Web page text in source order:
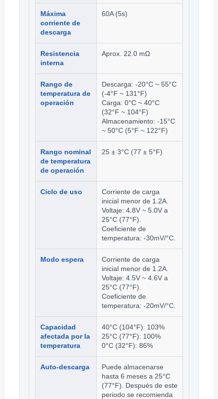
Máxima
corriente de
descarga
60A (5s)
Resistencia
interna
Aprox. 22.0 mΩ
Rango de
temperatura de
operación
Descarga: -20°C ~ 55°C
(-4°F ~ 131°F)
Carga: 0°C ~ 40°C
(32°F ~ 104°F)
Almacenamiento: -15°C
~ 50°C (5°F ~ 122°F)
Rango nominal
de temperatura
de operación
25 ± 3°C (77 ± 5°F)
Ciclo de uso
Corriente de carga
inicial menor de 1.2A.
Voltaje: 4.8V ~ 5.0V a
25°C (77°F).
Coeficiente de
temperatura: -30mV/°C.
Modo espera
Corriente de carga
inicial menor de 1.2A.
Voltaje: 4.5V ~ 4.6V a
25°C (77°F).
Coeficiente de
temperatura: -20mV/°C.
Capacidad
afectada por la
temperatura
40°C (104°F): 103%
25°C (77°F): 100%
0°C (32°F): 86%
Auto-descarga
Puede almacenarse
hasta 6 meses a 25°C
(77°F). Después de este
periodo se recomienda